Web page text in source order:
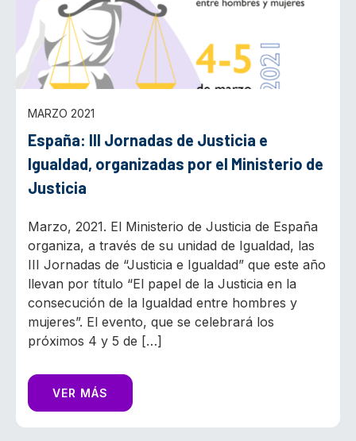
MARZO 2021
España: III Jornadas de Justicia e
Igualdad, organizadas por el Ministerio de
Justicia
Marzo, 2021. El Ministerio de Justicia de España
organiza, a través de su unidad de Igualdad, las
III Jornadas de “Justicia e Igualdad” que este año
llevan por título “El papel de la Justicia en la
consecución de la Igualdad entre hombres y
mujeres”. El evento, que se celebrará los
próximos 4 y 5 de […]
VER MÁS